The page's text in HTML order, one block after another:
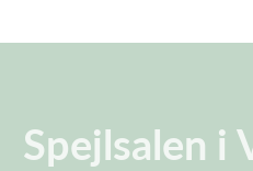
Spejlsalen i